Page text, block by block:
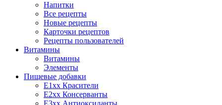
Напитки
Все рецепты
Новые рецепты
Карточки рецептов
Рецепты пользователей
Витамины
Витамины
Элементы
Пищевые добавки
E1xx Красители
E2xx Консерванты
E3xx Антиоксиданты